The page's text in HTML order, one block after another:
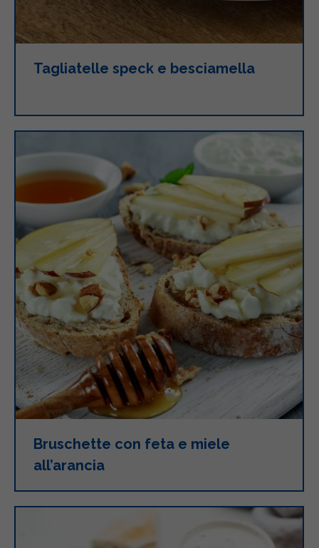
Tagliatelle speck e besciamella
Bruschette con feta e miele
all’arancia